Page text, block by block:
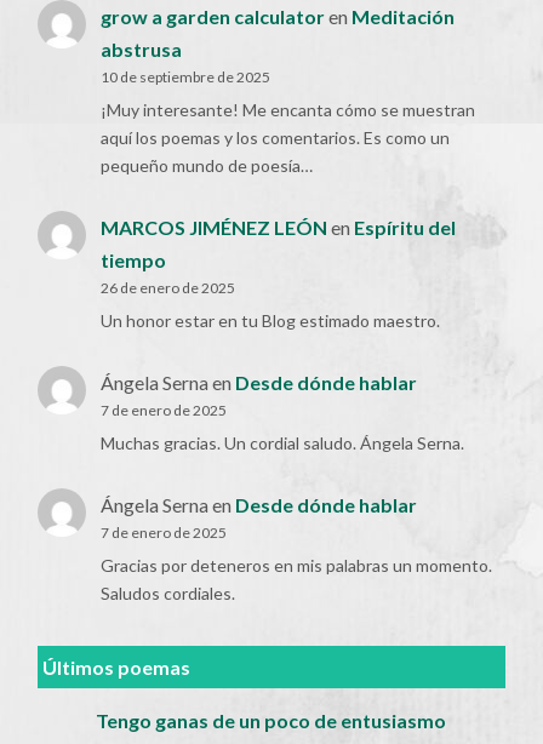
grow a garden calculatoren Meditación
abstrusa
10 de septiembre de 2025
¡Muy interesante! Me encanta cómo se muestran
aquí los poemas y los comentarios. Es como un
pequeño mundo de poesía…
MARCOS JIMÉNEZ LEÓN en Espíritu del
tiempo
26 de enero de 2025
Un honor estar en tu Blog estimado maestro.
Ángela Serna en Desde dónde hablar
7 de enero de 2025
Muchas gracias. Un cordial saludo. Ángela Serna.
Ángela Serna en Desde dónde hablar
7 de enero de 2025
Gracias por deteneros en mis palabras un momento.
Saludos cordiales.
Últimos poemas
Tengo ganas de un poco de entusiasmo